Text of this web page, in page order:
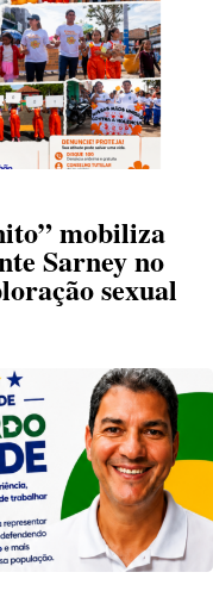
mobiliza
Sarney no
sexual